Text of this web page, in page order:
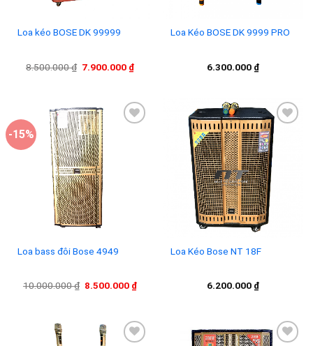
Loa kéo BOSE DK 99999
8.500.000₫ Giá
7.900.000 ₫Giá
7.900.000 ₫.
Loa Kéo BOSE DK 9999 PRO
6.300.000 ₫
-15%
Loa bass đôi Bose 4949
10.000.000₫ Giá
8.500.000 ₫Giá
8.500.000 ₫.
Add to
wishlist
Loa Kéo Bose NT 18F
6.200.000 ₫